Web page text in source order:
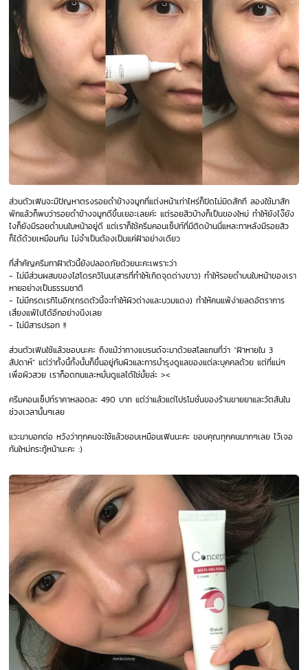
ส่วนตัวเฟินจะมีปัญหาตรงรอยดำข้างจมูกที่แต่งหน้าเท่าไหร่ก็ปิดไม่มิดสักที ลองใช้มาสัก
พักแล้วก็พบว่ารอยดำข้างจมูกดีขึ้นเยอะเลยค่ะ แต่รอยสิวบ้างก็เป็นของใหม่ ทำให้ยังไง๊ยัง
ไงก็ยังมีรอยดำบนใบหน้าอยู่ดี แต่เราก็ใช้ครีมคอนเซ็ปท์ที่มีติดบ้านนี่แหละทาหลังมีรอยสิว
ก็ได้ด้วยเหมือนกัน ไม่จำเป็นต้องเป็นแค่ฝ้าอย่างเดียว
ที่สำคัญครีมทาฝ้าตัวนี้ยังปลอดภัยด้วยนะคะเพราะว่า
- ไม่มีส่วนผสมของไฮโดรควิโนน(สารที่ทำให้เกิดจุดด่างขาว) ทำให้รอยดำบนใบหน้าของเรา
หายอย่างเป็นธรรมชาติ
- ไม่มีกรดเรทิโนอิก(กรดตัวนี้จะทำให้ผิวด่างและบวมแดง) ทำให้คนแพ้ง่ายลดอัตราการ
เสี่ยงแพ้ไปได้อีกอย่างนึงเลย
- ไม่มีสารปรอท !!
ส่วนตัวเฟินใช้แล้วชอบนะคะ ถึงแม้ว่าทางแบรนด์จะมาด้วยสโลแกนที่ว่า “ฝ้าหายใน 3
สัปดาห์” แต่ว่าทั้งนี้ทั้งนั้นก็ขึ้นอยู่กับผิวและการบำรุงดูแลของแต่ละบุคคลด้วย แต่ที่แน่ๆ
เพื่อผิวสวย เราก็อดทนและหมั่นดูแลได้ใช่มั้ยล่ะ ><
ครีมคอนเซ็ปท์ราคาหลอดละ 490 บาท แต่ว่าแล้วแต่โปรโมชั่นของร้านขายยาและวัตสันใน
ช่วงเวลานั้นๆเลย
แวะมาบอกต่อ หวังว่าทุกคนจะใช้แล้วชอบเหมือนเฟินนะคะ ขอบคุณทุกคนมากๆเลย ไว้เจอ
กันใหม่กระทู้หน้านะคะ :)